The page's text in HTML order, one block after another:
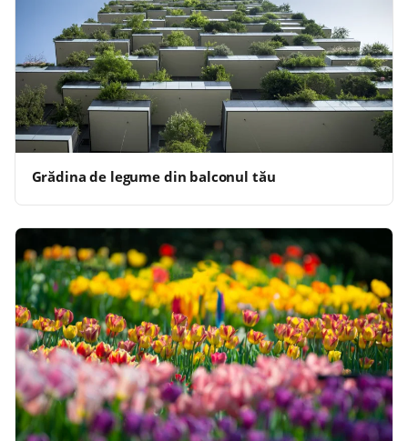
Grădina de legume din balconul tău